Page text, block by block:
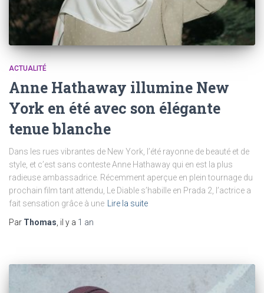
ACTUALITÉ
Anne Hathaway illumine New
York en été avec son élégante
tenue blanche
Dans les rues vibrantes de New York, l’été rayonne de beauté et de
style, et c’est sans conteste Anne Hathaway qui en est la plus
radieuse ambassadrice. Récemment aperçue en plein tournage du
prochain film tant attendu, Le Diable s’habille en Prada 2, l’actrice a
fait sensation grâce à une
Lire la suite
Par Thomas , il y a 1 an